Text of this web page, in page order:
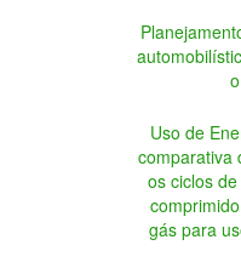
Uso de
comparativa
os ciclos
gás para